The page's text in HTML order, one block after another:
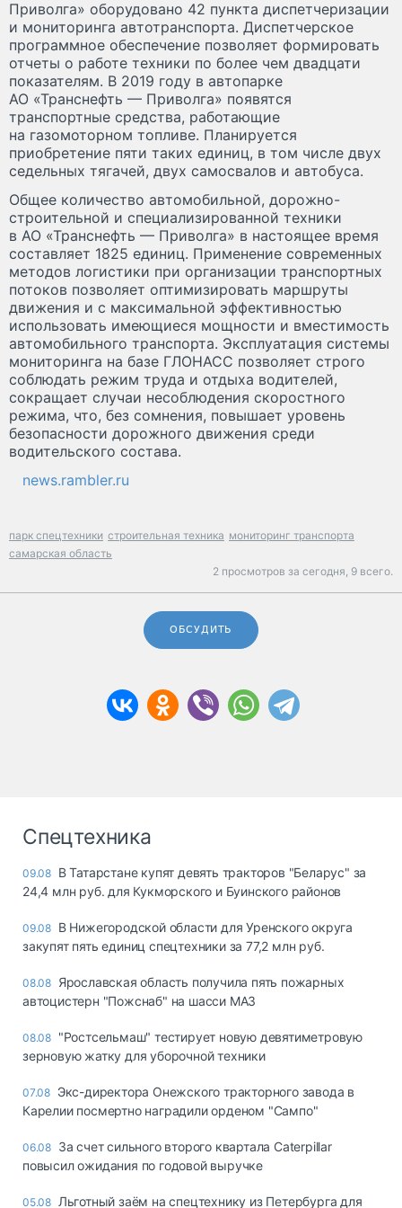
Приволга» оборудовано 42 пункта диспетчеризации
и мониторинга автотранспорта. Диспетчерское
программное обеспечение позволяет формировать
отчеты о работе техники по более чем двадцати
показателям. В 2019 году в автопарке
АО «Транснефть — Приволга» появятся
транспортные средства, работающие
на газомоторном топливе. Планируется
приобретение пяти таких единиц, в том числе двух
седельных тягачей, двух самосвалов и автобуса.
Общее количество автомобильной, дорожно-
строительной и специализированной техники
в АО «Транснефть — Приволга» в настоящее время
составляет 1825 единиц. Применение современных
методов логистики при организации транспортных
потоков позволяет оптимизировать маршруты
движения и с максимальной эффективностью
использовать имеющиеся мощности и вместимость
автомобильного транспорта. Эксплуатация системы
мониторинга на базе ГЛОНАСС позволяет строго
соблюдать режим труда и отдыха водителей,
сокращает случаи несоблюдения скоростного
режима, что, без сомнения, повышает уровень
безопасности дорожного движения среди
водительского состава.
news.rambler.ru
парк спецтехники строительная техника мониторинг транспорта
самарская область
2 просмотров за сегодня, 9 всего.
ОБСУДИТЬ
Спецтехника
09.08 В Татарстане купят девять тракторов "Беларус" за
24,4 млн руб. для Кукморского и Буинского районов
09.08 В Нижегородской области для Уренского округа
закупят пять единиц спецтехники за 77,2 млн руб.
08.08 Ярославская область получила пять пожарных
автоцистерн "Пожснаб" на шасси МАЗ
08.08 "Ростсельмаш" тестирует новую девятиметровую
зерновую жатку для уборочной техники
07.08 Экс-директора Онежского тракторного завода в
Карелии посмертно наградили орденом "Сампо"
06.08 За счет сильного второго квартала Caterpillar
повысил ожидания по годовой выручке
05.08 Льготный заём на спецтехнику из Петербурга для